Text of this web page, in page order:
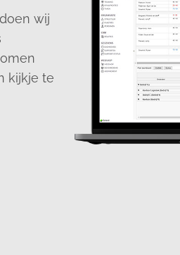
wij
kijkje te